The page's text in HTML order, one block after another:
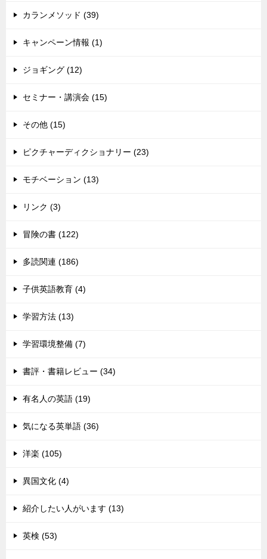
カランメソッド (39)
キャンペーン情報 (1)
ジョギング (12)
セミナー・講演会 (15)
その他 (15)
ピクチャーディクショナリー (23)
モチベーション (13)
リンク (3)
冒険の書 (122)
多読関連 (186)
子供英語教育 (4)
学習方法 (13)
学習環境整備 (7)
書評・書籍レビュー (34)
有名人の英語 (19)
気になる英単語 (36)
洋楽 (105)
異国文化 (4)
紹介したい人がいます (13)
英検 (53)